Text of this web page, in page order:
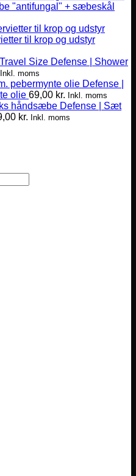
"antifungal" + sæbeskål
til krop og udstyr
Defense | Shower
Inkl. moms
Defense |
olie 69,00 kr. Inkl. moms
Defense | Sæt
kr. Inkl. moms